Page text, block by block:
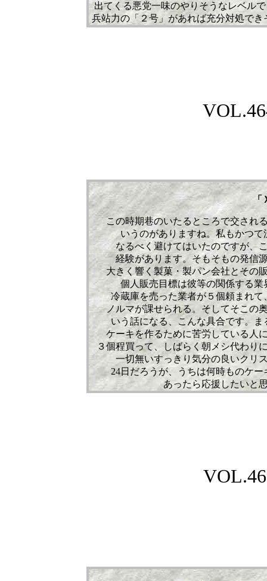
出てくる悪党一味のやりそうなレベル
兵站力の「２号」があれば充分対処で
「
この時期巷のいたるところで交され
いうのがありますね。私もかつ
なるべく避けてはいたのですが、
経験があります。そもそもの発信
大きく響く製菓・製パン会社とその
個人販売目標は彼等の関係する
冷蔵庫を売った業者が５個頼まれ
ノルマが課せられる。そしてそこの
いう話になる、こんな具合です。
ケーキを作るために苦労している人
３個程買って、しばらく朝メシ代わり
一切無いすっきり気分の良いクリ
24日だろうが、うちは何時ものケ
あったら応援したいと
VOL.